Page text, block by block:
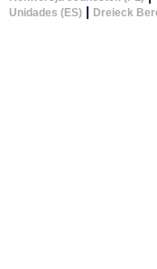
Unidades (ES) | Dreieck